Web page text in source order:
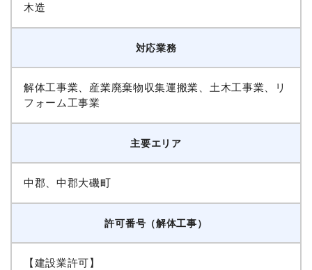
木造
対応業務
解体工事業、産業廃棄物収集運搬業、土木工事業、リ
フォーム工事業
主要エリア
中郡、中郡大磯町
許可番号（解体工事）
【建設業許可】